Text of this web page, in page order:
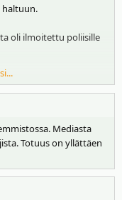
haltuun.
oli ilmoitettu poliisille
Mediasta
Totuus on yllättäen